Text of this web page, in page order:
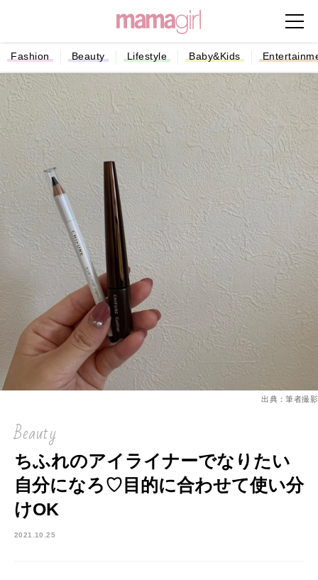
Fashion Beauty Lifestyle Baby&Kids
出典：筆者撮影
Beauty
ちふれのアイライナーでなりたい
自分になろ♡目的に合わせて使い分
けOK
2021.10.25